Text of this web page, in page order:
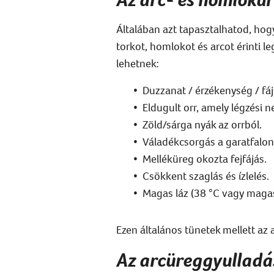
Általában azt tapasztalhatod,
torkot, homlokot és arcot érinti
lehetnek:
Duzzanat / érzékenység /
Eldugult orr, amely légzési
Zöld/sárga nyák az orrból.
Váladékcsorgás a
Melléküreg okozta fejfájás.
Csökkent szaglás és ízlelés.
Magas láz (38 °C vagy
Ezen általános tünetek mellett az
Az